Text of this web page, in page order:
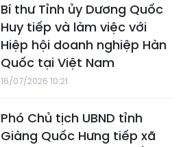
Bí thư Tỉnh ủy Dương Quốc
Huy tiếp và làm việc với
Hiệp hội doanh nghiệp Hàn
Quốc tại Việt Nam
16/07/2026 10:21
Phó Chủ tịch UBND tỉnh
Giàng Quốc Hưng tiếp xã